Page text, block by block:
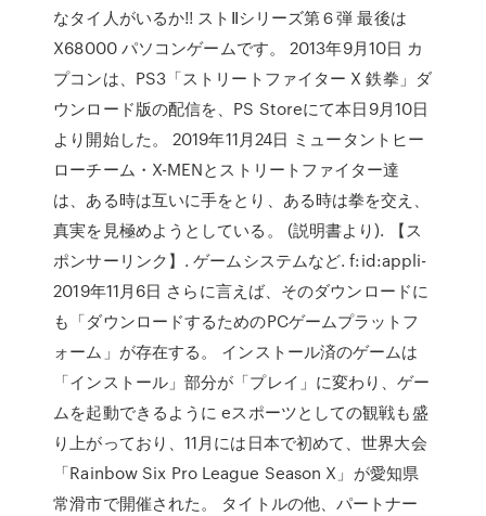
なタイ人がいるか!! ストⅡシリーズ第６弾 最後は
X68000 パソコンゲームです。 2013年9月10日 カ
プコンは、PS3「ストリートファイター X 鉄拳」ダ
ウンロード版の配信を、PS Storeにて本日9月10日
より開始した。 2019年11月24日 ミュータントヒー
ローチーム・X-MENとストリートファイター達
は、ある時は互いに手をとり、ある時は拳を交え、
真実を見極めようとしている。 (説明書より). 【ス
ポンサーリンク】. ゲームシステムなど. f:id:appli-
2019年11月6日 さらに言えば、そのダウンロードに
も「ダウンロードするためのPCゲームプラットフ
ォーム」が存在する。 インストール済のゲームは
「インストール」部分が「プレイ」に変わり、ゲー
ムを起動できるように eスポーツとしての観戦も盛
り上がっており、11月には日本で初めて、世界大会
「Rainbow Six Pro League Season X」が愛知県
常滑市で開催された。 タイトルの他、パートナー